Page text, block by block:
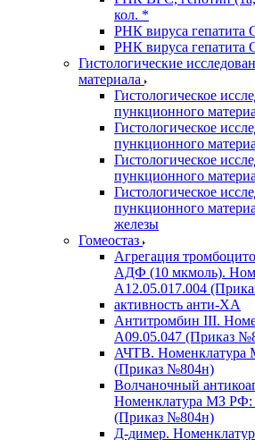
кол. *
РНК вируса гепатита
РНК вируса гепатита
Гистологические
материала
Гистологическое
пункционного
Гистологическое
пункционного
Гистологическое
пункционного
Гистологическое
пункционного
железы
Гомеостаз
Агрегация
АДФ (10 мкмоль).
A12.05.017.004
активность анти-ХА
Антитромбин III.
A09.05.047 (Приказ
АЧТВ. Номенклатура
(Приказ №804н)
Волчаночный
Номенклатура МЗ РФ:
(Приказ №804н)
Д-димер.